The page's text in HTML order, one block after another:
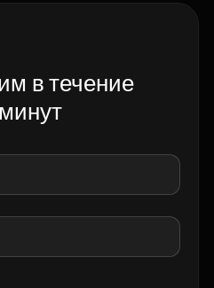
в течение